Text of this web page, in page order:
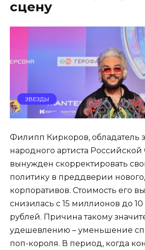
сцену
ЗВЕЗДЫ
Филипп Киркоров, обладатель
народного артиста
вынужден скорректировать
политику в преддверии
корпоративов. Стоимость его
снизилась с 15 миллионов до
рублей. Причина такому
удешевлению – уменьшение
поп-короля. В период, когда